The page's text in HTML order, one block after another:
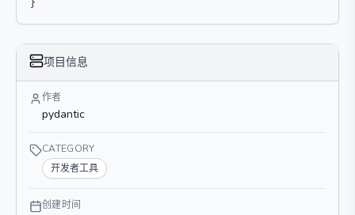
}
项目信息
作者
pydantic
CATEGORY
开发者工具
创建时间